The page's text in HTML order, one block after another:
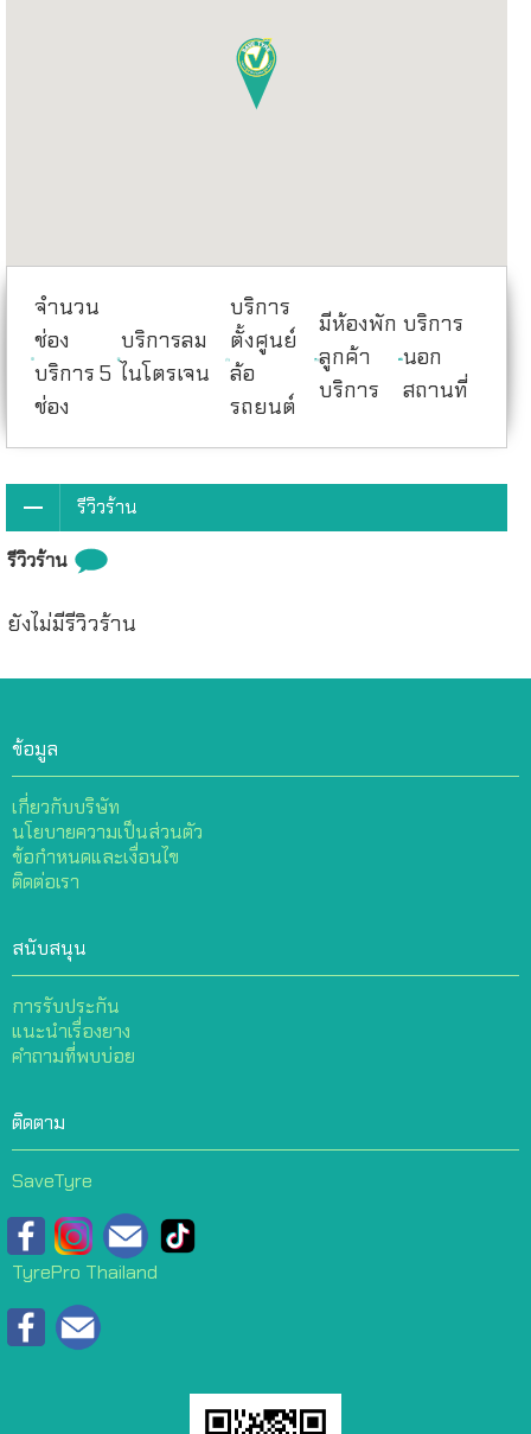
จำนวน
ช่อง
บริการ 5
ช่อง
บริการลม
ไนโตรเจน
บริการ
ตั้งศูนย์
ล้อ
รถยนต์
มีห้องพัก
ลูกค้า
บริการ
บริการ
นอก
สถานที่
รีวิวร้าน
รีวิวร้าน
ยังไม่มีรีวิวร้าน
ข้อมูล
เกี่ยวกับบริษัท
นโยบายความเป็นส่วนตัว
ข้อกำหนดและเงื่อนไข
ติดต่อเรา
สนับสนุน
การรับประกัน
แนะนำเรื่องยาง
คำถามที่พบบ่อย
ติดตาม
SaveTyre
TyrePro Thailand